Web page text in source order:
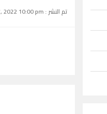
تم النشر : July 17, 2022 10:00 pm